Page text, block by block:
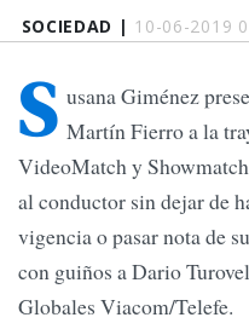
SOCIEDAD | 10-06-2019
S usana Giménez
Martín Fierro a la
VideoMatch y
al conductor sin dejar de
vigencia o pasar nota de
con guiños a Dario
Globales Viacom/Telefe.